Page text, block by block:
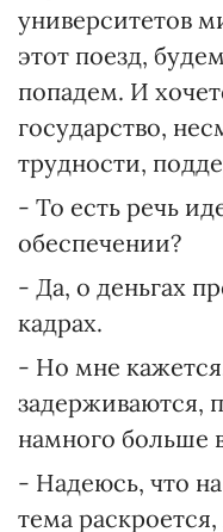
университетов
этот поезд,
попадем. И
государство,
трудности,
- То есть речь
обеспечении?
- Да, о деньгах
кадрах.
- Но мне
задерживаются,
намного больше
- Надеюсь, что
тема